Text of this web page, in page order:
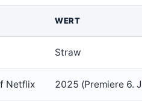
WERT
Straw
Netflix 2025 (Premiere 6.